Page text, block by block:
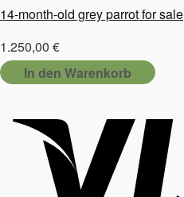
14-month-old grey parrot for sale
1.250,00 €
In den Warenkorb